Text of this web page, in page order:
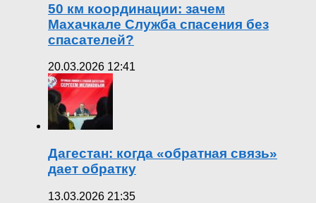
50 км координации: зачем
Махачкале Служба спасения без
спасателей?
20.03.2026 12:41
Дагестан: когда «обратная связь»
дает обратку
13.03.2026 21:35